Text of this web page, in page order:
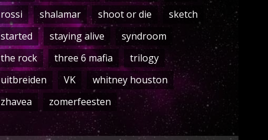
rossi
shalamar shoot or die
sketch
started
staying alive
syndroom
the rock
three 6 mafia
trilogy
uitbreiden
VK
whitney houston
zhavea
zomerfeesten